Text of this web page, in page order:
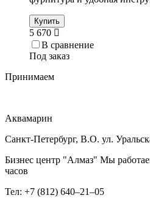
Купить
5 670
В сравнение
Под заказ
Принимаем
Аквамарин
Санкт-Петербург, В.О. ул.
Бизнес центр "Алмаз" Мы
часов
Тел: +7 (812) 640–21–05